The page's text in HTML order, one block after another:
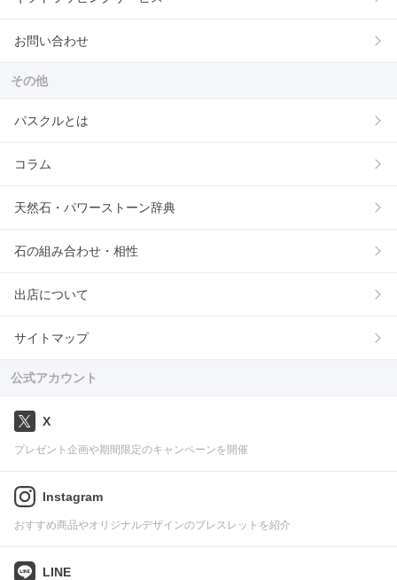
お問い合わせ
その他
パスクルとは
コラム
天然石・パワーストーン辞典
石の組み合わせ・相性
出店について
サイトマップ
公式アカウント
X
プレゼント企画や期間限定のキャンペーンを開催
Instagram
おすすめ商品やオリジナルデザインのブレスレットを紹介
LINE